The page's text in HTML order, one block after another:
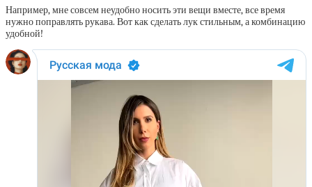
Например, мне совсем неудобно носить эти вещи вместе, все время
нужно поправлять рукава. Вот как сделать лук стильным, а комбинацию
удобной!